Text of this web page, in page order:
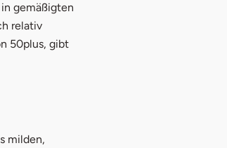
gemäßigten
relativ
50plus, gibt
milden,